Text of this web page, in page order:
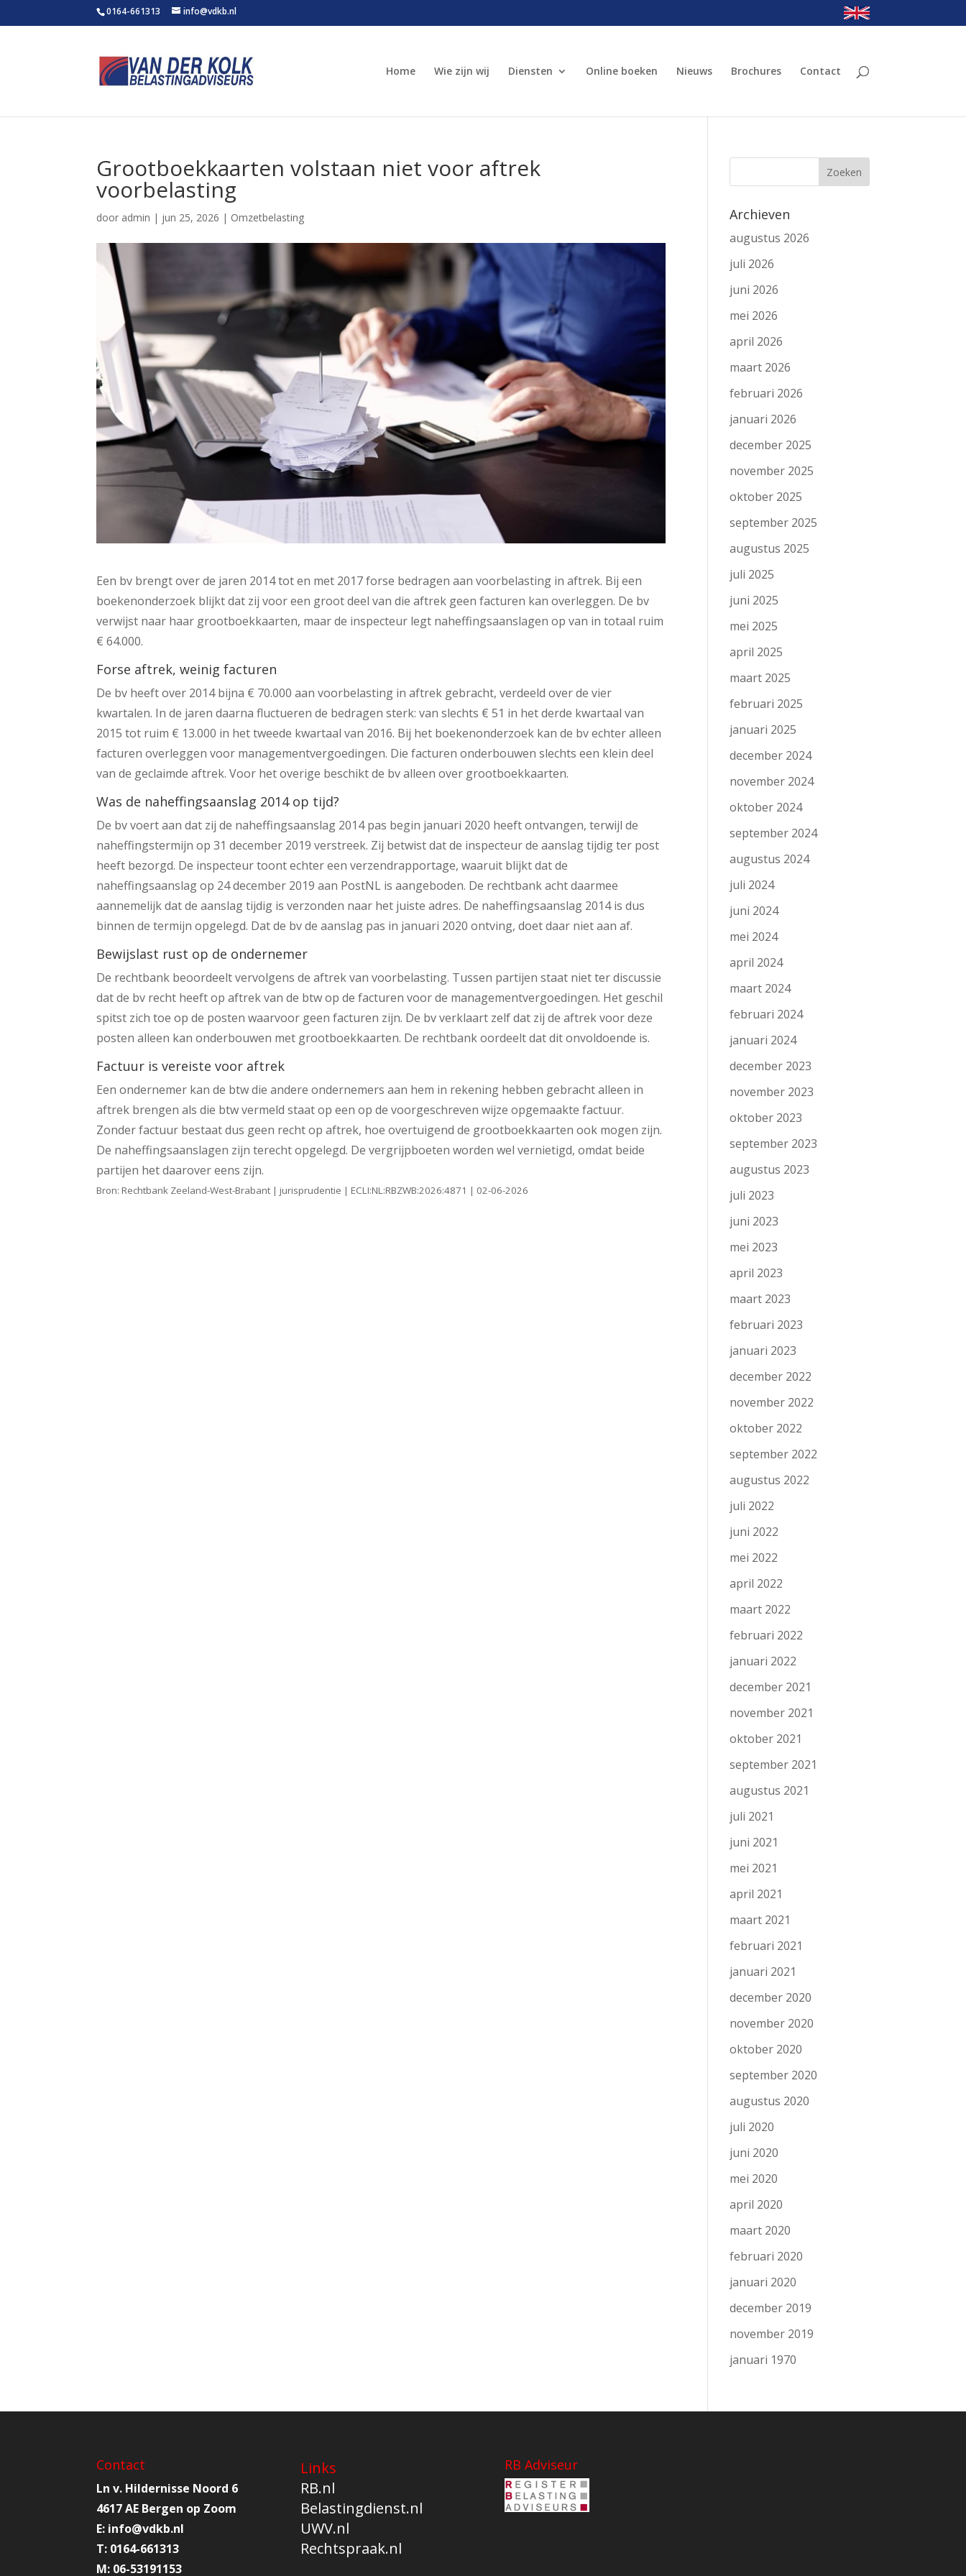
0164-661313 info@vdkb.nl
Home Wie zijn wij Diensten Online boeken Nieuws Brochures Contact
Grootboekkaarten volstaan niet voor aftrek
voorbelasting
door admin | jun 25, 2026 | Omzetbelasting
Een bv brengt over de jaren 2014 tot en met 2017 forse bedragen aan voorbelasting in aftrek. Bij een
boekenonderzoek blijkt dat zij voor een groot deel van die aftrek geen facturen kan overleggen. De bv
verwijst naar haar grootboekkaarten, maar de inspecteur legt naheffingsaanslagen op van in totaal ruim
€ 64.000.
Forse aftrek, weinig facturen
De bv heeft over 2014 bijna € 70.000 aan voorbelasting in aftrek gebracht, verdeeld over de vier
kwartalen. In de jaren daarna fluctueren de bedragen sterk: van slechts € 51 in het derde kwartaal van
2015 tot ruim € 13.000 in het tweede kwartaal van 2016. Bij het boekenonderzoek kan de bv echter alleen
facturen overleggen voor managementvergoedingen. Die facturen onderbouwen slechts een klein deel
van de geclaimde aftrek. Voor het overige beschikt de bv alleen over grootboekkaarten.
Was de naheffingsaanslag 2014 op tijd?
De bv voert aan dat zij de naheffingsaanslag 2014 pas begin januari 2020 heeft ontvangen, terwijl de
naheffingstermijn op 31 december 2019 verstreek. Zij betwist dat de inspecteur de aanslag tijdig ter post
heeft bezorgd. De inspecteur toont echter een verzendrapportage, waaruit blijkt dat de
naheffingsaanslag op 24 december 2019 aan PostNL is aangeboden. De rechtbank acht daarmee
aannemelijk dat de aanslag tijdig is verzonden naar het juiste adres. De naheffingsaanslag 2014 is dus
binnen de termijn opgelegd. Dat de bv de aanslag pas in januari 2020 ontving, doet daar niet aan af.
Bewijslast rust op de ondernemer
De rechtbank beoordeelt vervolgens de aftrek van voorbelasting. Tussen partijen staat niet ter discussie
dat de bv recht heeft op aftrek van de btw op de facturen voor de managementvergoedingen. Het geschil
spitst zich toe op de posten waarvoor geen facturen zijn. De bv verklaart zelf dat zij de aftrek voor deze
posten alleen kan onderbouwen met grootboekkaarten. De rechtbank oordeelt dat dit onvoldoende is.
Factuur is vereiste voor aftrek
Een ondernemer kan de btw die andere ondernemers aan hem in rekening hebben gebracht alleen in
aftrek brengen als die btw vermeld staat op een op de voorgeschreven wijze opgemaakte factuur.
Zonder factuur bestaat dus geen recht op aftrek, hoe overtuigend de grootboekkaarten ook mogen zijn.
De naheffingsaanslagen zijn terecht opgelegd. De vergrijpboeten worden wel vernietigd, omdat beide
partijen het daarover eens zijn.
Bron: Rechtbank Zeeland-West-Brabant | jurisprudentie | ECLI:NL:RBZWB:2026:4871 | 02-06-2026
Archieven
augustus 2026
juli 2026
juni 2026
mei 2026
april 2026
maart 2026
februari 2026
januari 2026
december 2025
november 2025
oktober 2025
september 2025
augustus 2025
juli 2025
juni 2025
mei 2025
april 2025
maart 2025
februari 2025
januari 2025
december 2024
november 2024
oktober 2024
september 2024
augustus 2024
juli 2024
juni 2024
mei 2024
april 2024
maart 2024
februari 2024
januari 2024
december 2023
november 2023
oktober 2023
september 2023
augustus 2023
juli 2023
juni 2023
mei 2023
april 2023
maart 2023
februari 2023
januari 2023
december 2022
november 2022
oktober 2022
september 2022
augustus 2022
juli 2022
juni 2022
mei 2022
april 2022
maart 2022
februari 2022
januari 2022
december 2021
november 2021
oktober 2021
september 2021
augustus 2021
juli 2021
juni 2021
mei 2021
april 2021
maart 2021
februari 2021
januari 2021
december 2020
november 2020
oktober 2020
september 2020
augustus 2020
juli 2020
juni 2020
mei 2020
april 2020
maart 2020
februari 2020
januari 2020
december 2019
november 2019
januari 1970
Contact
Ln v. Hildernisse Noord 6
4617 AE Bergen op Zoom
E: info@vdkb.nl
T: 0164-661313
M: 06-53191153
Links
RB.nl
Belastingdienst.nl
UWV.nl
Rechtspraak.nl
RB Adviseur